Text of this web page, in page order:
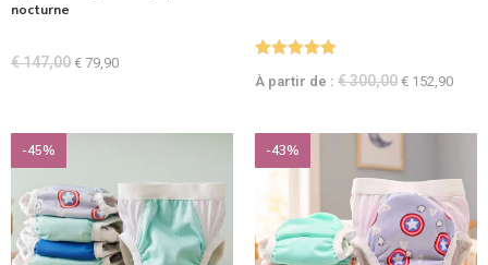
nocturne
€147,00 € 79,90
sur 5
À partir de : €300,00 € 152,90
-45% -43%